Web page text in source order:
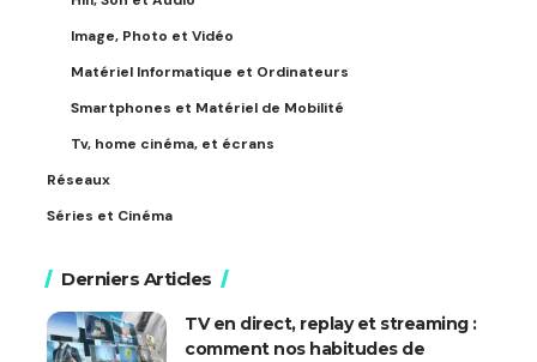
Image, Photo et Vidéo
Matériel Informatique et Ordinateurs
Smartphones et Matériel de Mobilité
Tv, home cinéma, et écrans
Réseaux
Séries et Cinéma
Derniers Articles
TV en direct, replay et streaming :
comment nos habitudes de